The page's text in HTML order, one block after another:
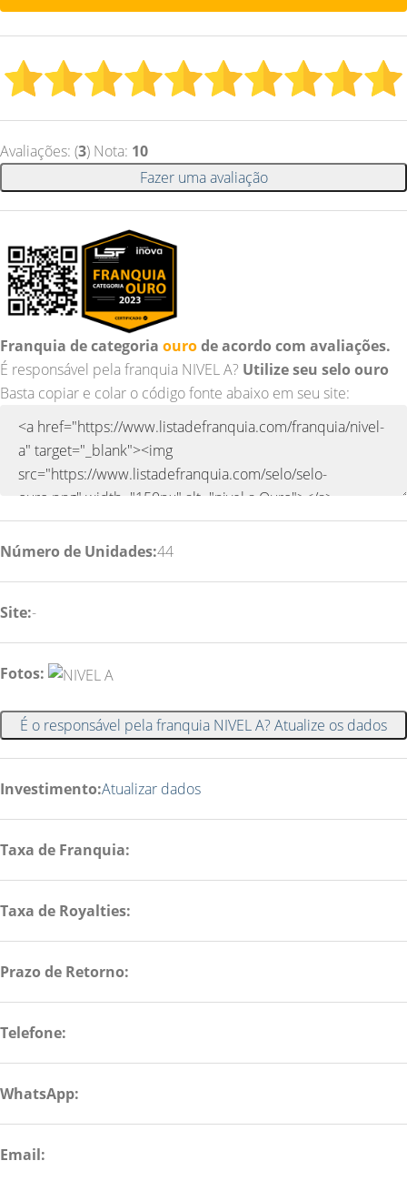
Avaliações: (3) Nota: 10
Fazer uma avaliação
Franquia de categoria ourode acordo com avaliações.
É responsável pela franquia NIVEL A? Utilize seu selo ouro
Basta copiar e colar o código fonte abaixo em seu site:
Número de Unidades:44
Site:-
Fotos:
É o responsável pela franquia NIVEL A? Atualize os dados
Investimento:Atualizar dados
Taxa de Franquia:
Taxa de Royalties:
Prazo de Retorno:
Telefone:
WhatsApp:
Email: